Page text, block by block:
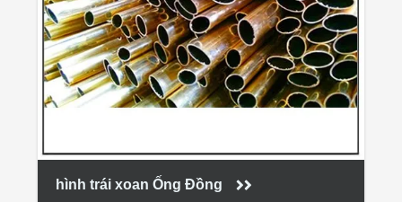
hình trái xoan Ống Đồng